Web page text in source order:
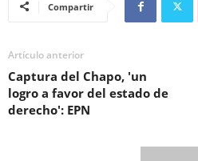
Compartir
Artículo anterior
Captura del Chapo, 'un
logro a favor del estado de
derecho': EPN